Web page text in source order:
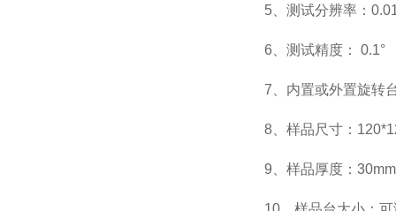
5 、测试分辨率：
6 、测试精度： 0.1°
7 、内置或外置旋转
8 、样品尺寸：
9 、样品厚度：30mm